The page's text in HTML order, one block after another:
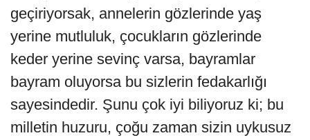
geçiriyorsak, annelerin gözlerinde yaş
yerine mutluluk, çocukların gözlerinde
keder yerine sevinç varsa, bayramlar
bayram oluyorsa bu sizlerin fedakarlığı
sayesindedir. Şunu çok iyi biliyoruz ki; bu
milletin huzuru, çoğu zaman sizin uykusuz